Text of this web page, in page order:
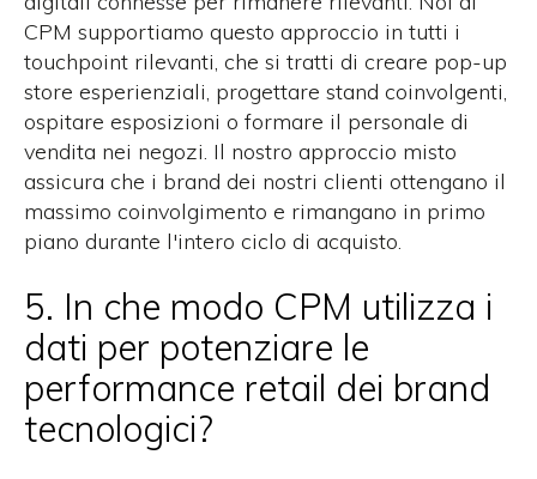
CPM supportiamo questo approccio in tutti i
touchpoint rilevanti, che si tratti di creare pop-up
store esperienziali, progettare stand coinvolgenti,
ospitare esposizioni o formare il personale di
vendita nei negozi. Il nostro approccio misto
assicura che i brand dei nostri clienti ottengano il
massimo coinvolgimento e rimangano in primo
piano durante l'intero ciclo di acquisto.
5. In che modo CPM utilizza i
dati per potenziare le
performance retail dei brand
tecnologici?